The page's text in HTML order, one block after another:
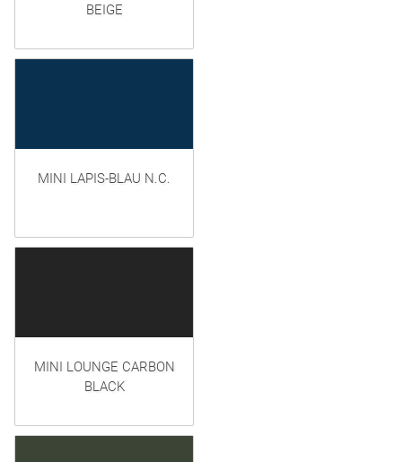
BEIGE
MINI LAPIS-BLAU N.C.
MINI LOUNGE CARBON
BLACK